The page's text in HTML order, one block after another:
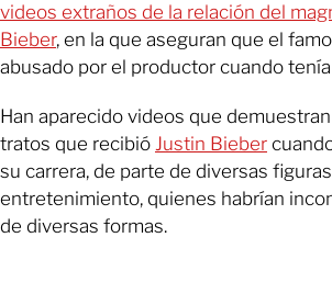
videos extraños de la relación del
Bieber, en la que aseguran que el
abusado por el productor cuando
Han aparecido videos que
tratos que recibió Justin Bieber
su carrera, de parte de diversas
entretenimiento, quienes habrían
de diversas formas.